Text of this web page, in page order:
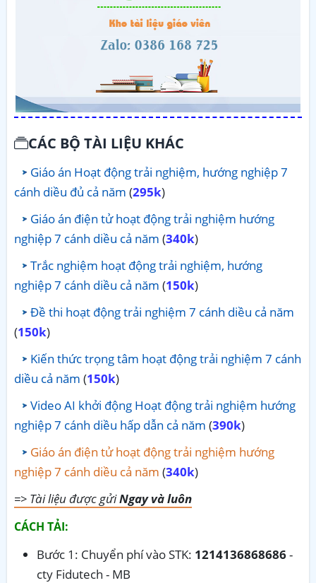
CÁC BỘ TÀI LIỆU KHÁC
Giáo án Hoạt động trải nghiệm, hướng nghiệp 7
cánh diều đủ cả năm (295k)
Giáo án điện tử hoạt động trải nghiệm hướng
nghiệp 7 cánh diều cả năm (340k)
Trắc nghiệm hoạt động trải nghiệm, hướng
nghiệp 7 cánh diều cả năm (150k)
Đề thi hoạt động trải nghiệm 7 cánh diều cả năm
(150k)
Kiến thức trọng tâm hoạt động trải nghiệm 7 cánh
diều cả năm (150k)
Video AI khởi động Hoạt động trải nghiệm hướng
nghiệp 7 cánh diều hấp dẫn cả năm (390k)
Giáo án điện tử hoạt động trải nghiệm hướng
nghiệp 7 cánh diều cả năm (340k)
=> Tài liệu được gửiNgay và luôn
CÁCH TẢI:
Bước 1: Chuyển phí vào STK: 1214136868686-
cty Fidutech - MB